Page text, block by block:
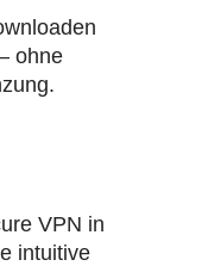
ohne
VPN in
intuitive